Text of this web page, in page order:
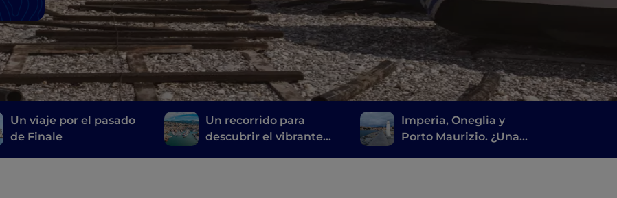
Un viaje por el pasado
de Finale
Un recorrido para
descubrir el vibrante
Imperia, Oneglia y
Porto Maurizio. ¿Una